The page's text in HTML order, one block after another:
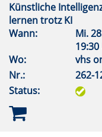
Künstliche
lernen trotz KI
Wann:
Mi.
Wo:
vhs
Nr.:
262-
Status: